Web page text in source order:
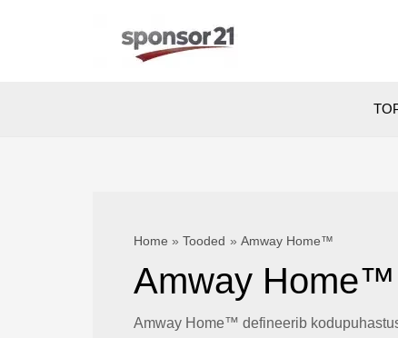
Home Tooded Amway Home™
Amway Home™
Amway Home™ defineerib